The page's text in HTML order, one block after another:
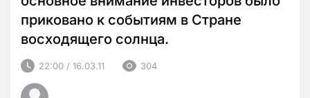
приковано к событиям в Стране
восходящего солнца.
22:00 / 16.03.11 304